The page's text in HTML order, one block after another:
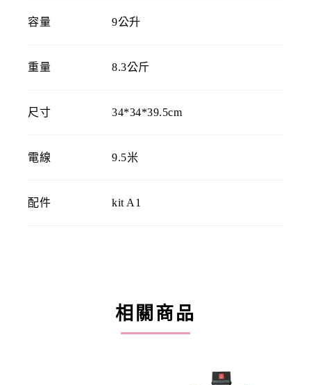
容量 9公升
重量 8.3公斤
尺寸 34*34*39.5cm
電線 9.5米
配件 kit A1
相關商品